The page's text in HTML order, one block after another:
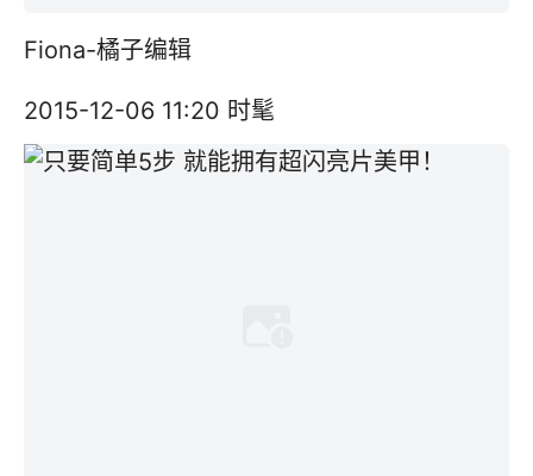
Fiona-橘子编辑
2015-12-06 11:20 时髦